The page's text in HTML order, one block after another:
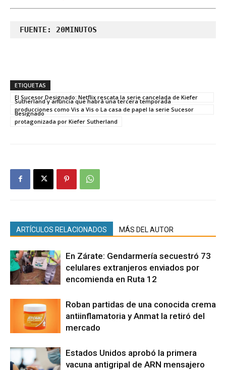
FUENTE: 20MINUTOS
ETIQUETAS
El Sucesor Designado: Netflix rescata la serie cancelada de Kiefer
Sutherland y anuncia que habrá una tercera temporada
producciones como Vis a Vis o La casa de papel la serie Sucesor
designado
protagonizada por Kiefer Sutherland
ARTÍCULOS RELACIONADOS MÁS DEL AUTOR
En Zárate: Gendarmería secuestró 73
celulares extranjeros enviados por
encomienda en Ruta 12
Roban partidas de una conocida crema
antiinflamatoria y Anmat la retiró del
mercado
Estados Unidos aprobó la primera
vacuna antigripal de ARN mensajero